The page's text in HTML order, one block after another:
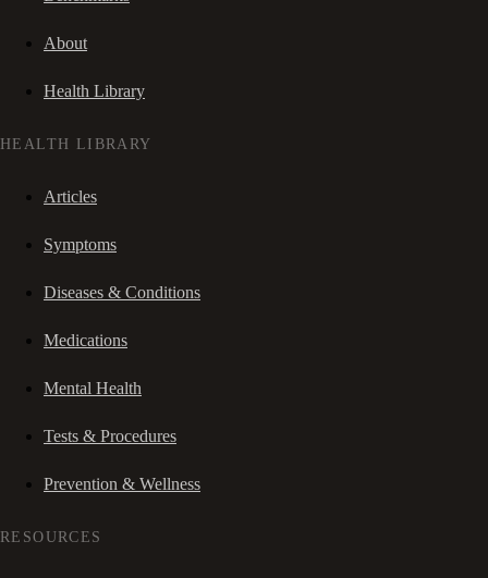
About
Health Library
HEALTH LIBRARY
Articles
Symptoms
Diseases & Conditions
Medications
Mental Health
Tests & Procedures
Prevention & Wellness
RESOURCES